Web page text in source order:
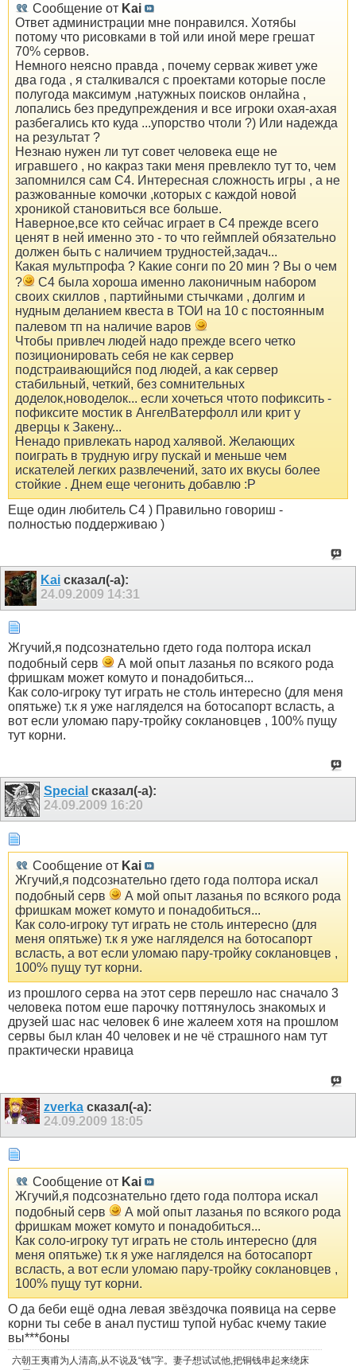
Сообщение от Kai
Ответ администрации мне понравился. Хотябы
потому что рисовками в той или иной мере грешат
70% сервов.
Немного неясно правда , почему сервак живет уже
два года , я сталкивался с проектами которые после
полугода максимум ,натужных поисков онлайна ,
лопались без предупреждения и все игроки охая-ахая
разбегались кто куда ...упорство чтоли ?) Или надежда
на результат ?
Незнаю нужен ли тут совет человека еще не
игравшего , но какраз таки меня превлекло тут то, чем
запомнился сам С4. Интересная сложность игры , а не
разжованные комочки ,которых с каждой новой
хроникой становиться все больше.
Наверное,все кто сейчас играет в С4 прежде всего
ценят в ней именно это - то что геймплей обязательно
должен быть с наличием трудностей,задач...
Какая мультпрофа ? Какие сонги по 20 мин ? Вы о чем
?
С4 была хороша именно лаконичным набором
своих скиллов , партийными стычками , долгим и
нудным деланием квеста в ТОИ на 10 с постоянным
палевом тп на наличие варов
Чтобы привлеч людей надо прежде всего четко
позиционировать себя не как сервер
подстраивающийся под людей, а как сервер
стабильный, четкий, без сомнительных
доделок,новоделок... если хочеться чтото пофиксить -
пофиксите мостик в АнгелВатерфолл или крит у
дверцы к Закену...
Ненадо привлекать народ халявой. Желающих
поиграть в трудную игру пускай и меньше чем
искателей легких развлечений, зато их вкусы более
стойкие . Днем еще чегонить добавлю :P
Еще один любитель С4 ) Правильно говориш -
полностью поддерживаю )
Kai сказал(-а):
24.09.2009 14:31
Жгучий,я подсознательно гдето года полтора искал
подобный серв
А мой опыт лазанья по всякого рода
фришкам может комуто и понадобиться...
Как соло-игроку тут играть не столь интересно (для меня
опятьже) т.к я уже нагляделся на ботосапорт всласть, а
вот если уломаю пару-тройку соклановцев , 100% пущу
тут корни.
Special сказал(-а):
24.09.2009 16:20
Сообщение от Kai
Жгучий,я подсознательно гдето года полтора искал
подобный серв
А мой опыт лазанья по всякого рода
фришкам может комуто и понадобиться...
Как соло-игроку тут играть не столь интересно (для
меня опятьже) т.к я уже нагляделся на ботосапорт
всласть, а вот если уломаю пару-тройку соклановцев ,
100% пущу тут корни.
из прошлого серва на этот серв перешло нас сначало 3
человека потом еше парочку поттянулось знакомых и
друзей шас нас человек 6 ине жалеем хотя на прошлом
сервы был клан 40 человек и не чё страшного нам тут
практически нравица
zverka сказал(-а):
24.09.2009 18:05
Сообщение от Kai
Жгучий,я подсознательно гдето года полтора искал
подобный серв
А мой опыт лазанья по всякого рода
фришкам может комуто и понадобиться...
Как соло-игроку тут играть не столь интересно (для
меня опятьже) т.к я уже нагляделся на ботосапорт
всласть, а вот если уломаю пару-тройку соклановцев ,
100% пущу тут корни.
О да беби ещё одна левая звёздочка появица на серве
корни ты себе в анал пустиш тупой нубас кчему такие
вы***боны
六朝王夷甫为人清高,从不说及“钱”字。妻子想试试他,把铜钱串起来绕床